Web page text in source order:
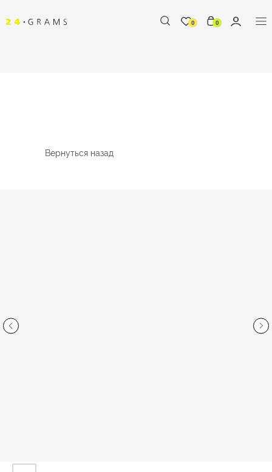
0 0
Вернуться назад